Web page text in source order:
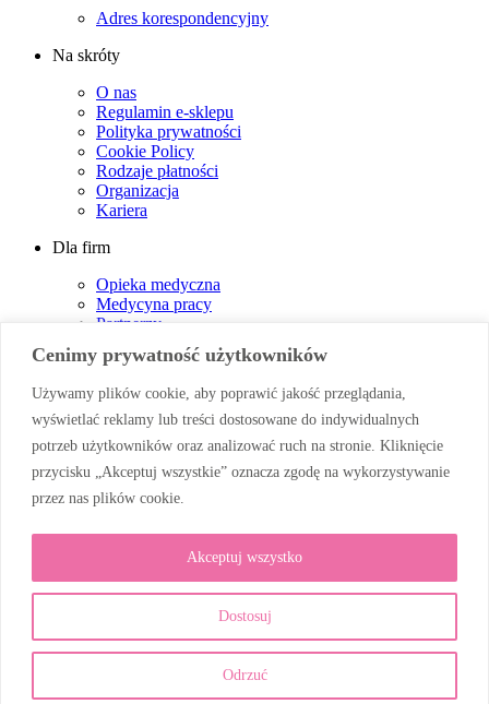
Cenimy prywatność użytkowników
Używamy plików cookie, aby poprawić jakość przeglądania,
wyświetlać reklamy lub treści dostosowane do indywidualnych
potrzeb użytkowników oraz analizować ruch na stronie. Kliknięcie
przycisku „Akceptuj wszystkie” oznacza zgodę na wykorzystywanie
przez nas plików cookie.
Dostosuj
Odrzuć
Akceptuj wszystko
Adres korespondencyjny
Na skróty
O nas
Regulamin e-sklepu
Polityka prywatności
Cookie Policy
Rodzaje płatności
Organizacja
Kariera
Dla firm
Opieka medyczna
Medycyna pracy
Partnerzy
Partnerzy – Instytucje Publiczne
Partnerzy podwykonawcy
Partnerzy dostawcy
Inspektor Ochrony Danych
Realizowane projekty
Obserwuj nas